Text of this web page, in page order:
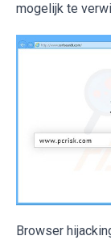
mogelijk te
Browser